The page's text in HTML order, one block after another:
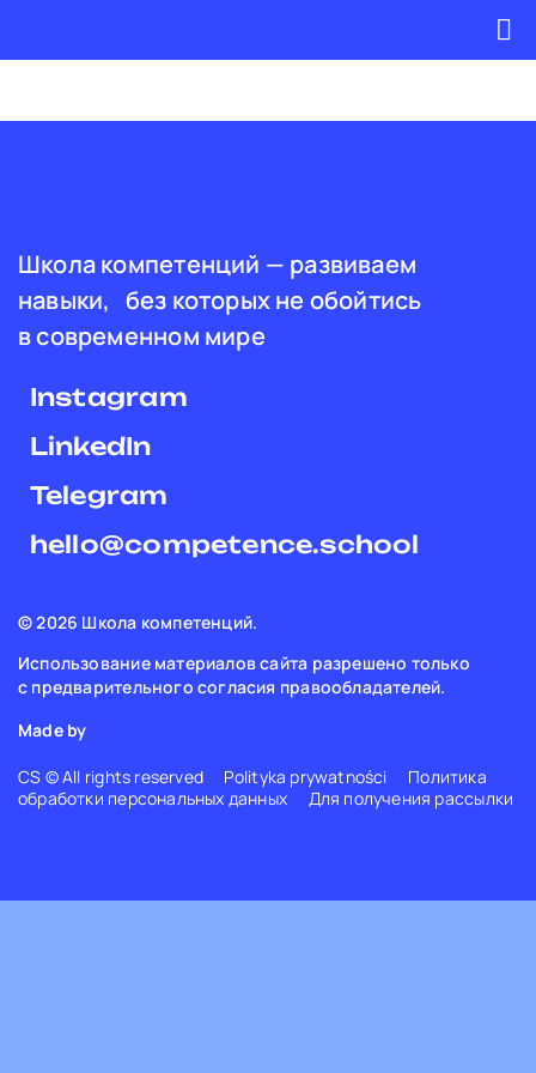
content
Школа компетенций — развиваем
навыки, без которых не обойтись
в современном мире
© 2026 Школа компетенций.
Использование материалов сайта разрешено только
с предварительного согласия правообладателей.
Instagram
LinkedIn
Telegram
hello@competence.school
Made by
CS © All rights reserved Polityka prywatności
Политика
обработки персональных данных
Для получения рассылки